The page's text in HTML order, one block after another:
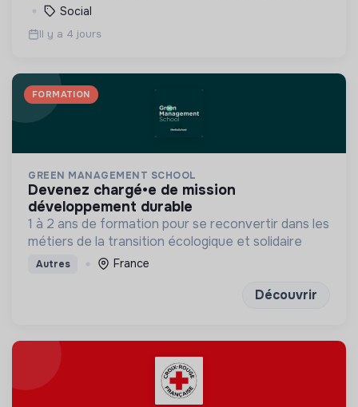
Social
Il y a 4 jours
FORMATION
GREEN MANAGEMENT SCHOOL
devenez chargé•e de mission
développement durable
1 à 2 ans de formation pour se reconvertir dans les
métiers de la transition écologique et solidaire
Autres France
Découvrir